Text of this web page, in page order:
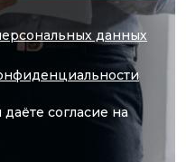
данных
согласие на